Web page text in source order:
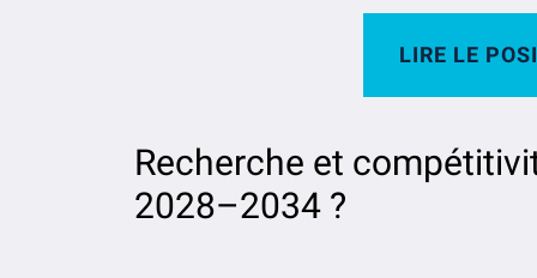
LIRE LE
Recherche et
2028–2034 ?